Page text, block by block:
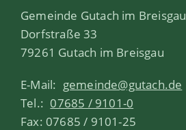
Gemeinde Gutach im Breisgau
Dorfstraße 33
79261 Gutach im Breisgau
E-Mail: gemeinde@gutach.de
Tel.: 07685 / 9101-0
Fax: 07685 / 9101-25